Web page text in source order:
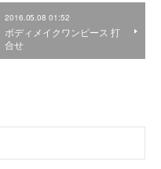
2016.05.08 01:52
ボディメイクワンピース 打
合せ